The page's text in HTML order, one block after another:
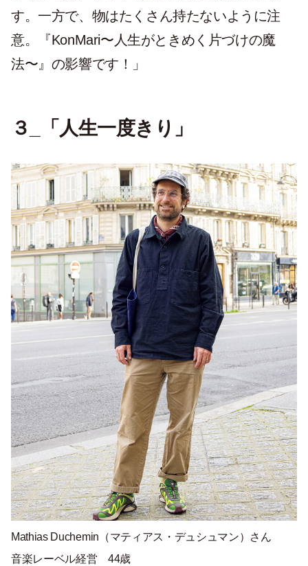
す。一方で、物はたくさん持たないように注
意。『KonMari〜人生がときめく片づけの魔
法〜』の影響です！」
３_「人生一度きり」
Mathias Duchemin（マティアス・デュシュマン）さん
音楽レーベル経営 44歳